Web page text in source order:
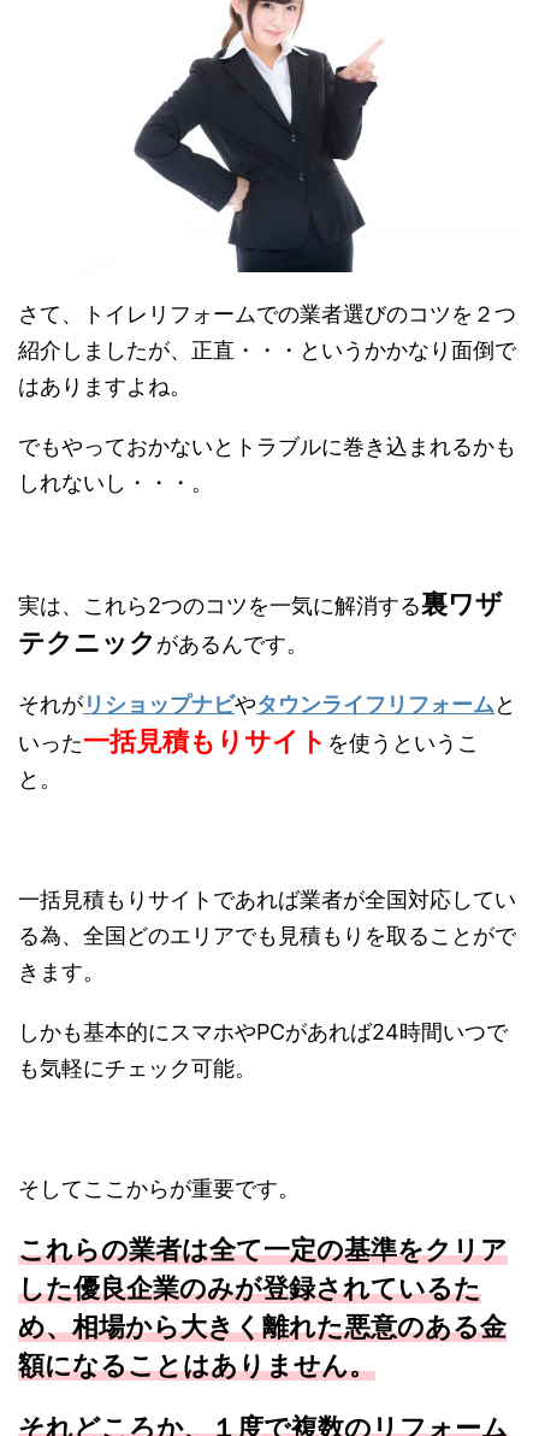
さて、トイレリフォームでの業者選びのコツを２つ
紹介しましたが、正直・・・というかかなり面倒で
はありますよね。
でもやっておかないとトラブルに巻き込まれるかも
しれないし・・・。
実は、これら2つのコツを一気に解消する裏ワザ
テクニック があるんです。
それがリショップナビやタウンライフリフォームと
いった一括見積もりサイト を使うというこ
と。
一括見積もりサイトであれば業者が全国対応してい
る為、全国どのエリアでも見積もりを取ることがで
きます。
しかも基本的にスマホやPCがあれば24時間いつで
も気軽にチェック可能。
そしてここからが重要です。
これらの業者は全て一定の基準をクリア
した優良企業のみが登録されているた
め、相場から大きく離れた悪意のある金
額になることはありません。
それどころか、１度で複数のリフォーム